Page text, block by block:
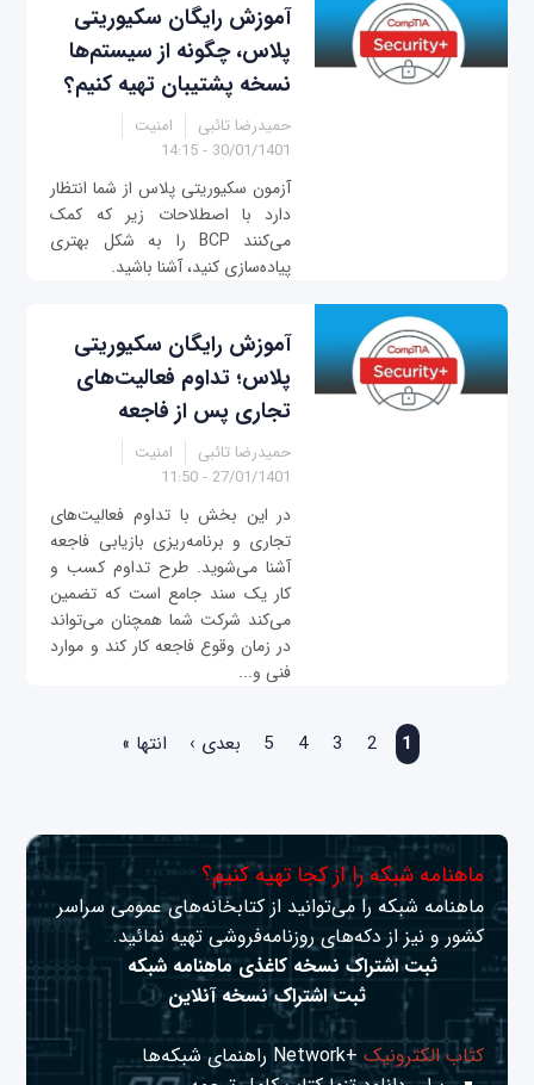
آموزش رایگان سکیوریتی
پلاس، چگونه از سیستم‌ها
نسخه پشتیبان تهیه کنیم؟
حمیدرضا تائبی
امنیت
30/01/1401 - 14:15
آزمون سکیوریتی پلاس از شما انتظار
دارد با اصطلاحات زیر که کمک
می‌کنند BCP را به شکل بهتری
پیاده‌سازی کنید، آشنا باشید.
آموزش رایگان سکیوریتی
پلاس؛ تداوم فعالیت‌های
تجاری پس از فاجعه
حمیدرضا تائبی
امنیت
27/01/1401 - 11:50
در این بخش با تداوم فعالیت‌های
تجاری و برنامه‌ریزی بازیابی فاجعه
آشنا می‌شوید. طرح تداوم کسب و
کار یک سند جامع است که تضمین
می‌کند شرکت شما همچنان می‌تواند
در زمان وقوع فاجعه کار کند و موارد
فنی و...
1
2
3
4
5 بعدی › انتها »
ماهنامه شبکه را از کجا تهیه کنیم؟
ماهنامه شبکه را می‌توانید از کتابخانه‌های عمومی سراسر
کشور و نیز از دکه‌های روزنامه‌فروشی تهیه نمائید.
ثبت اشتراک نسخه کاغذی ماهنامه شبکه
ثبت اشتراک نسخه آنلاین
کتاب الکترونیک+Network راهنمای شبکه‌ها